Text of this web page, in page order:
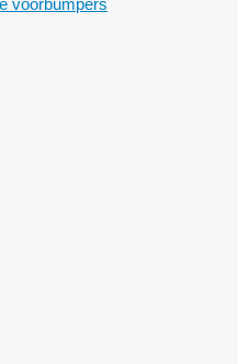
voorbumpers